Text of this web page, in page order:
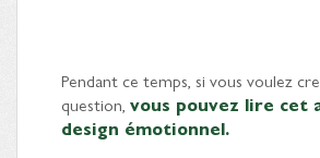
Pendant ce temps, si vous voulez
question, vous pouvez lire cet
design émotionnel.